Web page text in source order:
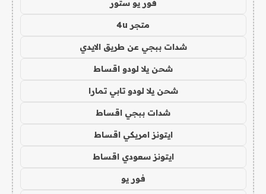
فور يو ستور
متجر 4u
شدات ببجي عن طريق الايدي
شحن يلا لودو اقساط
شحن يلا لودو تابي تمارا
شدات ببجي اقساط
ايتونز امريكي اقساط
ايتونز سعودي اقساط
فور يو